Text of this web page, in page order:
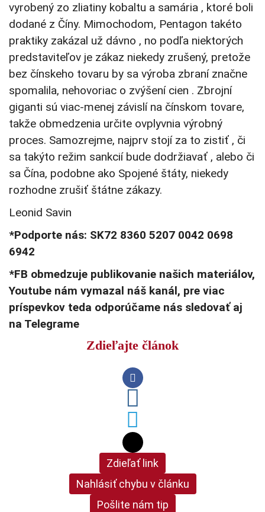
vyrobený zo zliatiny kobaltu a samária , ktoré boli
dodané z Číny. Mimochodom, Pentagon takéto
praktiky zakázal už dávno , no podľa niektorých
predstaviteľov je zákaz niekedy zrušený, pretože
bez čínskeho tovaru by sa výroba zbraní značne
spomalila, nehovoriac o zvýšení cien . Zbrojní
giganti sú viac-menej závislí na čínskom tovare,
takže obmedzenia určite ovplyvnia výrobný
proces. Samozrejme, najprv stojí za to zistiť , či
sa takýto režim sankcií bude dodržiavať , alebo či
sa Čína, podobne ako Spojené štáty, niekedy
rozhodne zrušiť štátne zákazy.
Leonid Savin
*Podporte nás: SK72 8360 5207 0042 0698
6942
*FB obmedzuje publikovanie našich materiálov,
Youtube nám vymazal náš kanál, pre viac
príspevkov teda odporúčame nás sledovať aj
na Telegrame
Zdieľajte článok
Zdieľať link
Nahlásiť chybu v článku
Pošlite nám tip